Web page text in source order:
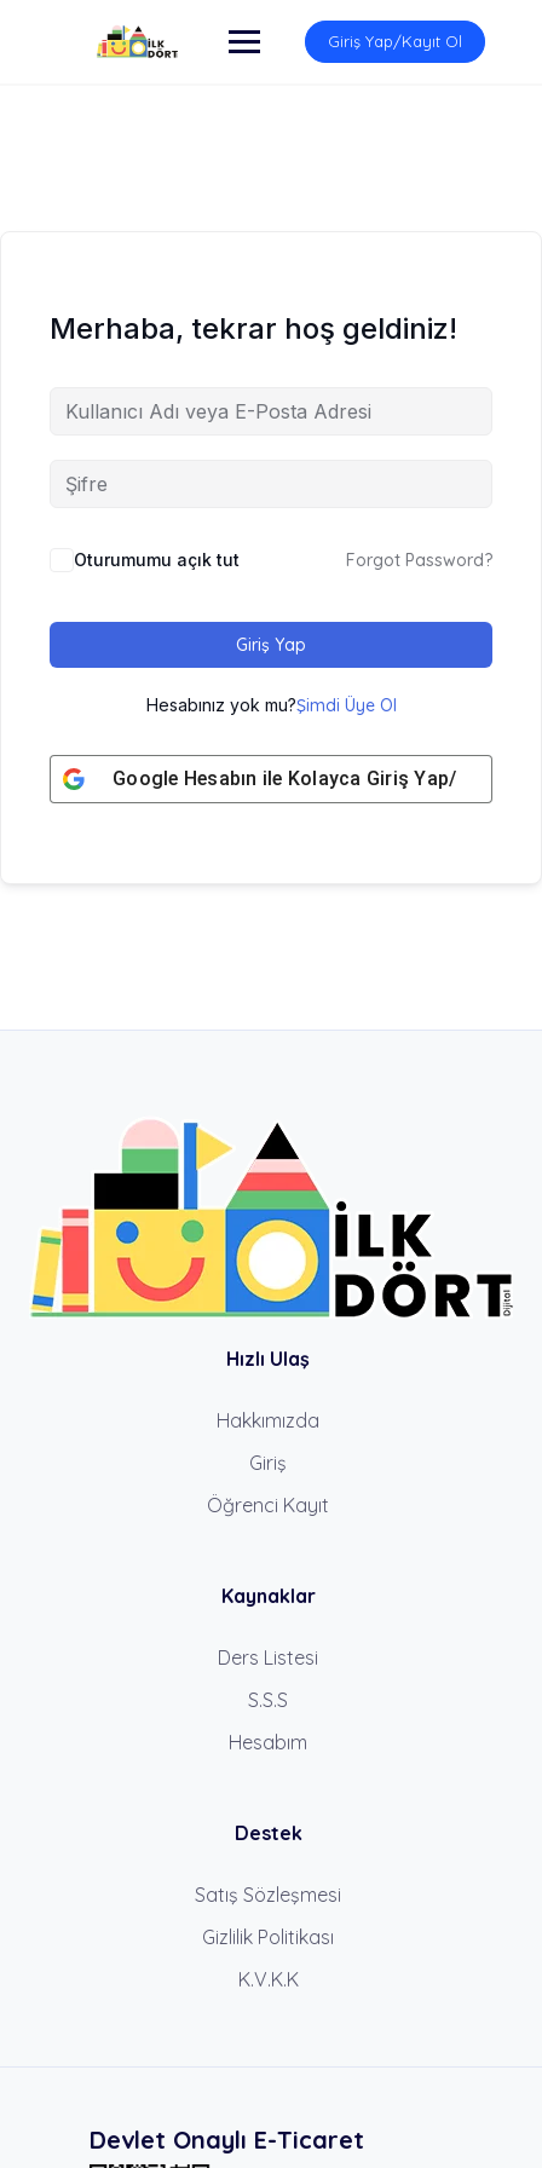
Giriş Yap/Kayıt Ol
Merhaba, tekrar hoş geldiniz!
Oturumumu açık tut Forgot Password?
Giriş Yap
Hesabınız yok mu?Şimdi Üye Ol
Google Hesabın ile Kolayca Giriş Yap/ Üye Ol
Hızlı Ulaş
Hakkımızda
Giriş
Öğrenci Kayıt
Kaynaklar
Ders Listesi
S.S.S
Hesabım
Destek
Satış Sözleşmesi
Gizlilik Politikası
K.V.K.K
Devlet Onaylı E-Ticaret